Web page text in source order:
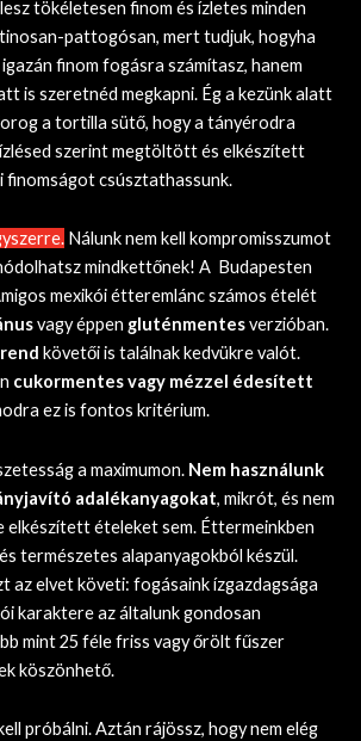
tökéletesen finom és ízletes minden
pattogósan, mert tudjuk, hogyha
igazán finom fogásra számítasz, hanem
is szeretnéd megkapni. Ég a kezünk alatt
a tortilla sütő, hogy a tányérodra
szerint megtöltött és elkészített
finomságot csúsztathassunk.
Nálunk nem kell kompromisszumot
mindkettőnek! A Budapesten
mexikói étteremlánc számos ételét
vagy éppen gluténmentesverzióban.
követői is találnak kedvükre valót.
cukormentes vagy mézzel édesített
ez is fontos kritérium.
a maximumon. Nem használunk
adalékanyagokat, mikrót, és nem
elkészített ételeket sem. Éttermeinkben
természetes alapanyagokból készül.
az elvet követi: fogásaink ízgazdagsága
karaktere az általunk gondosan
mint 25 féle friss vagy őrölt fűszer
köszönhető.
próbálni. Aztán rájössz, hogy nem elég